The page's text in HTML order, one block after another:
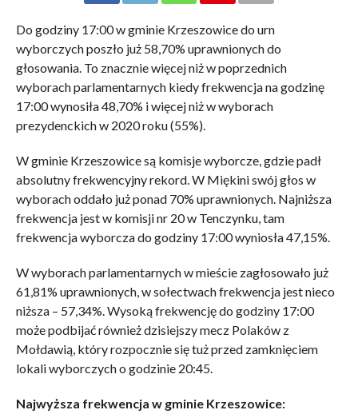
Do godziny 17:00 w gminie Krzeszowice do urn
wyborczych poszło już 58,70% uprawnionych do
głosowania. To znacznie więcej niż w poprzednich
wyborach parlamentarnych kiedy frekwencja na godzinę
17:00 wynosiła 48,70% i więcej niż w wyborach
prezydenckich w 2020 roku (55%).
W gminie Krzeszowice są komisje wyborcze, gdzie padł
absolutny frekwencyjny rekord. W Miękini swój głos w
wyborach oddało już ponad 70% uprawnionych. Najniższa
frekwencja jest w komisji nr 20 w Tenczynku, tam
frekwencja wyborcza do godziny 17:00 wyniosła 47,15%.
W wyborach parlamentarnych w mieście zagłosowało już
61,81% uprawnionych, w sołectwach frekwencja jest nieco
niższa – 57,34%. Wysoką frekwencję do godziny 17:00
może podbijać również dzisiejszy mecz Polaków z
Mołdawią, który rozpocznie się tuż przed zamknięciem
lokali wyborczych o godzinie 20:45.
Najwyższa frekwencja w gminie Krzeszowice: